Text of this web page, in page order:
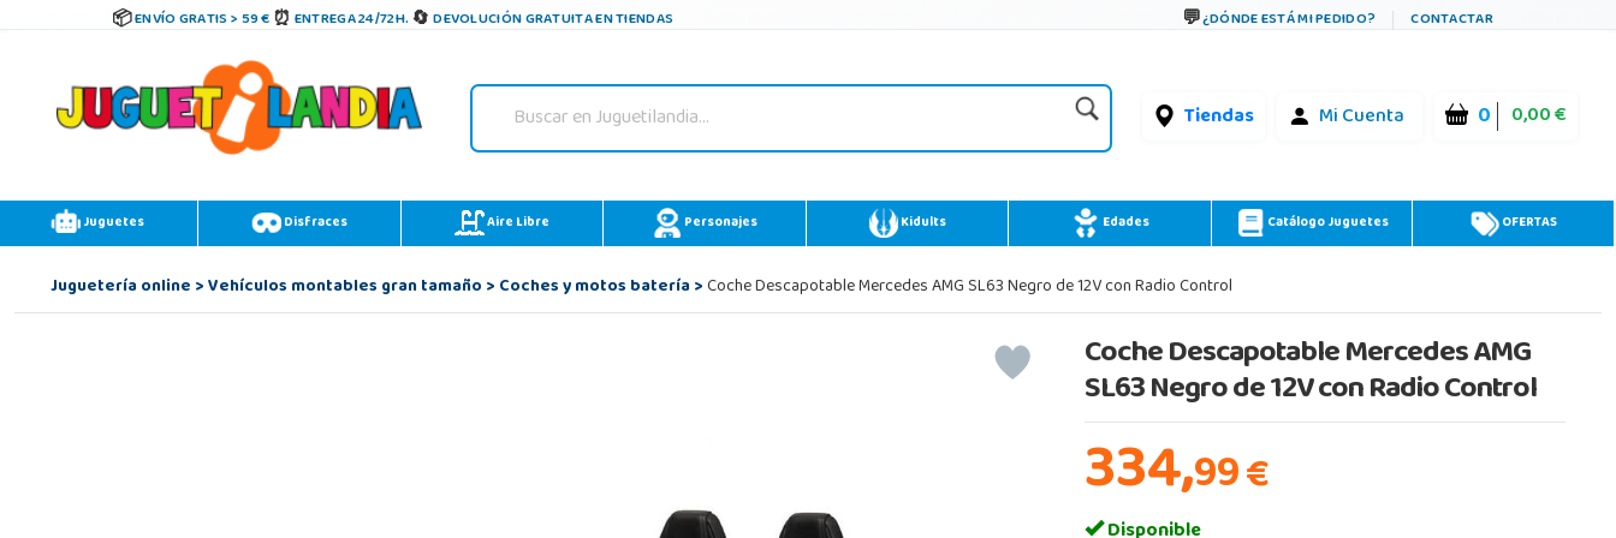
ENVÍO GRATIS > 59 € ENTREGA 24/72H. DEVOLUCIÓN GRATUITA EN TIENDAS ¿DÓNDE ESTÁ MI PEDIDO? CONTACTAR
Tiendas Mi Cuenta 0 0,00 €
Juguetes Disfraces Aire Libre Personajes Kidults Edades Catálogo Juguetes OFERTAS
Juguetería online>Vehículos montables gran tamaño>Coches y motos batería>Coche Descapotable Mercedes AMG SL63 Negro de 12V con Radio Control
Coche Descapotable Mercedes AMG
SL63 Negro de 12V con Radio Control
334,99€